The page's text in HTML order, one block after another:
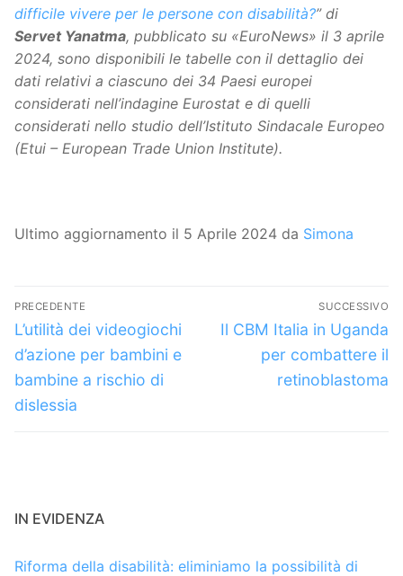
difficile vivere per le persone con disabilità?” di
Servet Yanatma, pubblicato su «EuroNews» il 3 aprile
2024, sono disponibili le tabelle con il dettaglio dei
dati relativi a ciascuno dei 34 Paesi europei
considerati nell’indagine Eurostat e di quelli
considerati nello studio dell’Istituto Sindacale Europeo
(Etui – European Trade Union Institute).
Ultimo aggiornamento il 5 Aprile 2024 da Simona
Navigazione
articoli
PRECEDENTE
Articolo
precedente:
L’utilità dei videogiochi
d’azione per bambini e
bambine a rischio di
dislessia
SUCCESSIVO
Articolo
successivo:
Il CBM Italia in Uganda
per combattere il
retinoblastoma
IN EVIDENZA
Riforma della disabilità: eliminiamo la possibilità di